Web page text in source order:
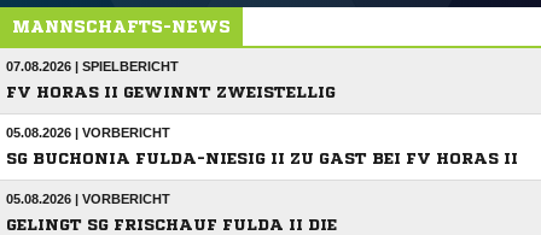
MANNSCHAFTS-NEWS
07.08.2026 | SPIELBERICHT
FV HORAS II GEWINNT ZWEISTELLIG
05.08.2026 | VORBERICHT
SG BUCHONIA FULDA-NIESIG II ZU GAST BEI FV HORAS II
05.08.2026 | VORBERICHT
GELINGT SG FRISCHAUF FULDA II DIE